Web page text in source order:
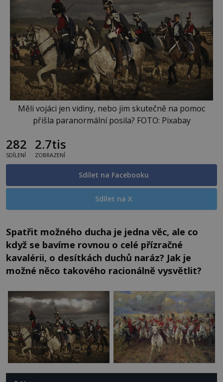
Měli vojáci jen vidiny, nebo jim skutečně na pomoc
přišla paranormální posila? FOTO: Pixabay
282
SDÍLENÍ
2.7tis
ZOBRAZENÍ
Sdílet na Facebooku
Sdílet na X
Spatřit možného ducha je jedna věc, ale co
když se bavíme rovnou o celé přízračné
kavalérii, o desítkách duchů naráz? Jak je
možné něco takového racionálně vysvětlit?